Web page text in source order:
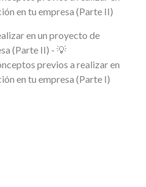
en tu empresa (Parte II)
en un proyecto de
(Parte II) - 💡
previos a realizar en
en tu empresa (Parte I)